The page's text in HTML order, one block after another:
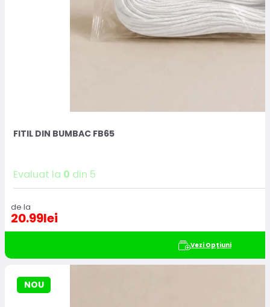
FITIL DIN BUMBAC FB65
Evaluat la 0 din 5
de la
20.99lei
Vezi Opțiuni
NOU